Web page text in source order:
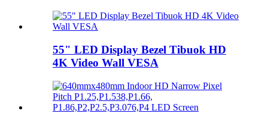
55" LED Display Bezel Tibuok HD
4K Video Wall VESA